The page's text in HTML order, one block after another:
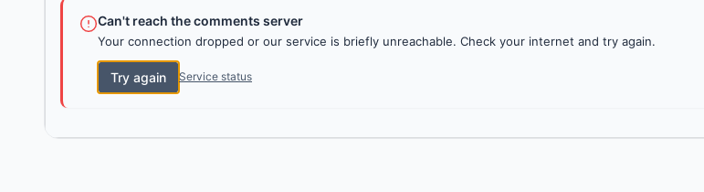
Can't reach the comments server
Your connection dropped or our service is briefly unreachable. Check your internet and try again.
Try again Service status